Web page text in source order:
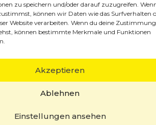
zu speichern und/oder darauf zuzugreifen.
können wir Daten wie das Surfverhalten
Website verarbeiten. Wenn du deine
können bestimmte Merkmale und Funktionen
Akzeptieren
Ablehnen
Einstellungen ansehen